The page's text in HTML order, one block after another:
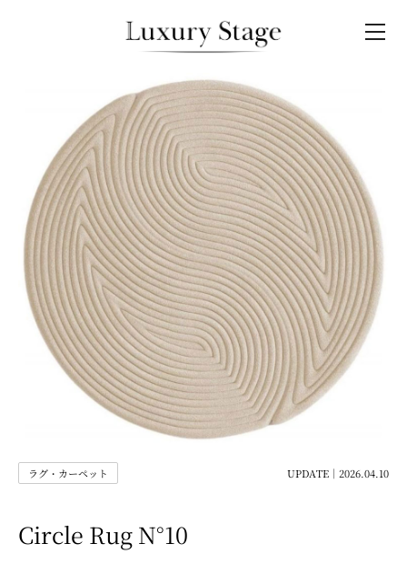
ラグ・カーペット UPDATE｜2026.04.10
Circle Rug N°10